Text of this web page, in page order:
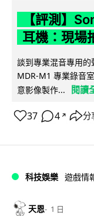
【評測】
耳機：現場
談到專業混音專用
MDR-M1 專業錄音
意影像製作...
閱讀
37 4 ↗ 分
科技娛樂 遊戲情
天恩 1 日